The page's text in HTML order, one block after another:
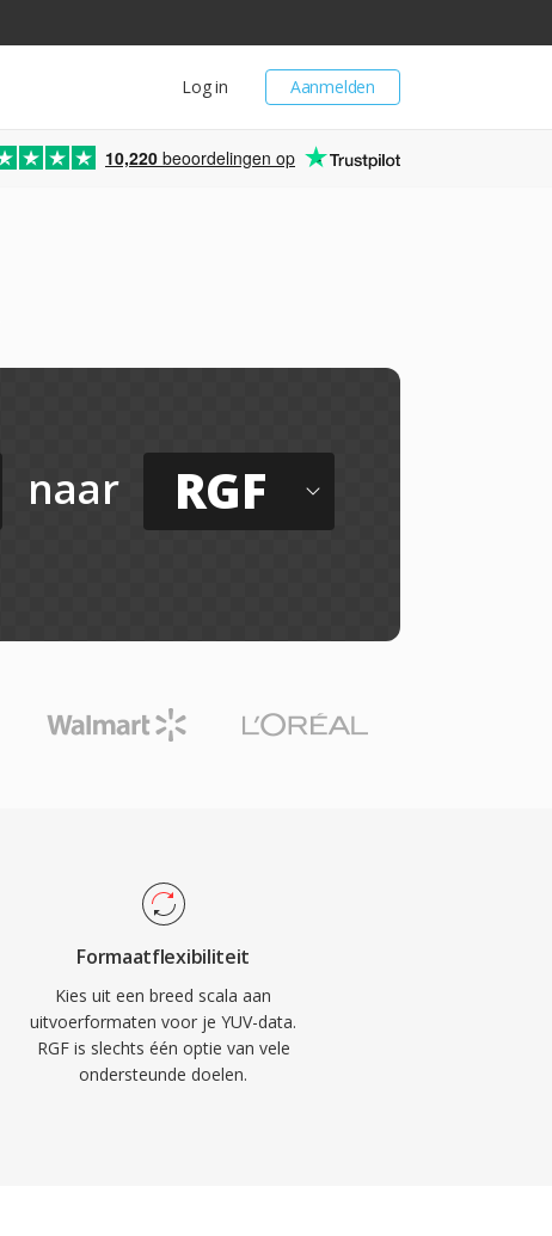
Aanmelden
Log in
10,220 beoordelingen op
naar RGF
Formaatflexibiliteit
Kies uit een breed scala aan
uitvoerformaten voor je YUV-data.
RGF is slechts één optie van vele
ondersteunde doelen.